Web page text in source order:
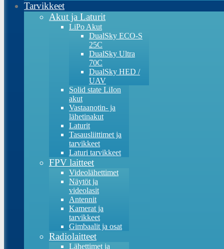
Tarvikkeet
Akut ja Laturit
LiPo Akut
DualSky ECO-S
25C
DualSky Ultra
70C
DualSky HED /
UAV
Solid state LiIon
akut
Vastaanotin- ja
lähetinakut
Laturit
Tasausliittimet ja
tarvikkeet
Laturi tarvikkeet
FPV laitteet
Videolähettimet
Näytöt ja
videolasit
Antennit
Kamerat ja
tarvikkeet
Gimbaalit ja osat
Radiolaitteet
Lähettimet ja